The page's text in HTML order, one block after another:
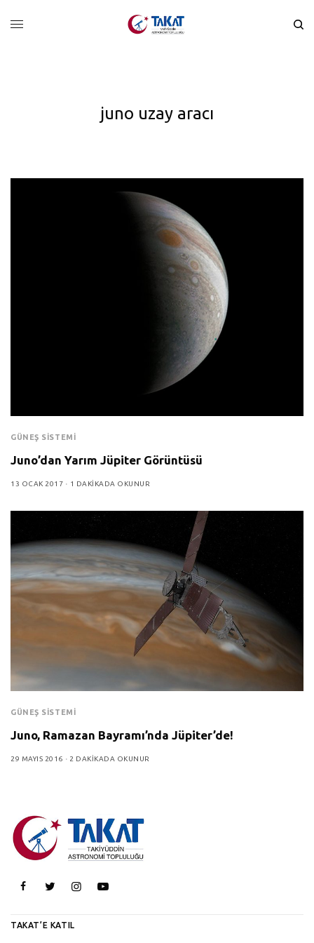
juno uzay aracı
GÜNEŞ SISTEMI
Juno’dan Yarım Jüpiter Görüntüsü
13 OCAK 2017 1 DAKIKADA OKUNUR
GÜNEŞ SISTEMI
Juno, Ramazan Bayramı’nda Jüpiter’de!
29 MAYIS 2016 2 DAKIKADA OKUNUR
TAKAT’E KATIL